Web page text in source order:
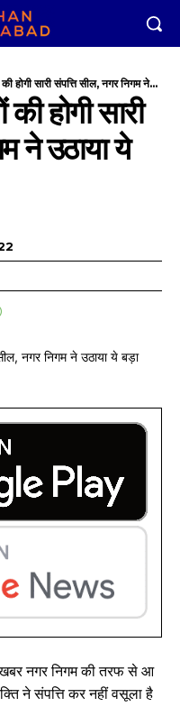
होगी सारी संपत्ति सील, नगर निगम ने...
होगी सारी
ने उठाया ये
खबर नगर निगम की तरफ से आ
ने संपत्ति कर नहीं वसूला है